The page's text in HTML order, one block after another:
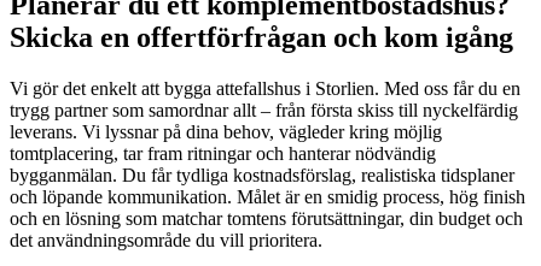
Skicka en offertförfrågan och kom igång
Vi gör det enkelt att bygga attefallshus i Storlien. Med oss får du en
trygg partner som samordnar allt – från första skiss till nyckelfärdig
leverans. Vi lyssnar på dina behov, vägleder kring möjlig
tomtplacering, tar fram ritningar och hanterar nödvändig
bygganmälan. Du får tydliga kostnadsförslag, realistiska tidsplaner
och löpande kommunikation. Målet är en smidig process, hög finish
och en lösning som matchar tomtens förutsättningar, din budget och
det användningsområde du vill prioritera.